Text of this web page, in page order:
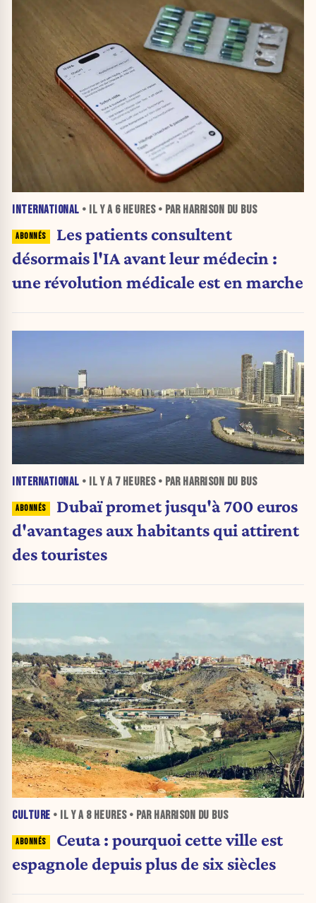
INTERNATIONAL • IL Y A 6 HEURES• PAR HARRISON DU BUS
Les patients consultent
désormais l'IA avant leur médecin :
une révolution médicale est en marche
INTERNATIONAL • IL Y A 7 HEURES• PAR HARRISON DU BUS
Dubaï promet jusqu'à 700 euros
d'avantages aux habitants qui attirent
des touristes
CULTURE • IL Y A 8 HEURES• PAR HARRISON DU BUS
Ceuta : pourquoi cette ville est
espagnole depuis plus de six siècles